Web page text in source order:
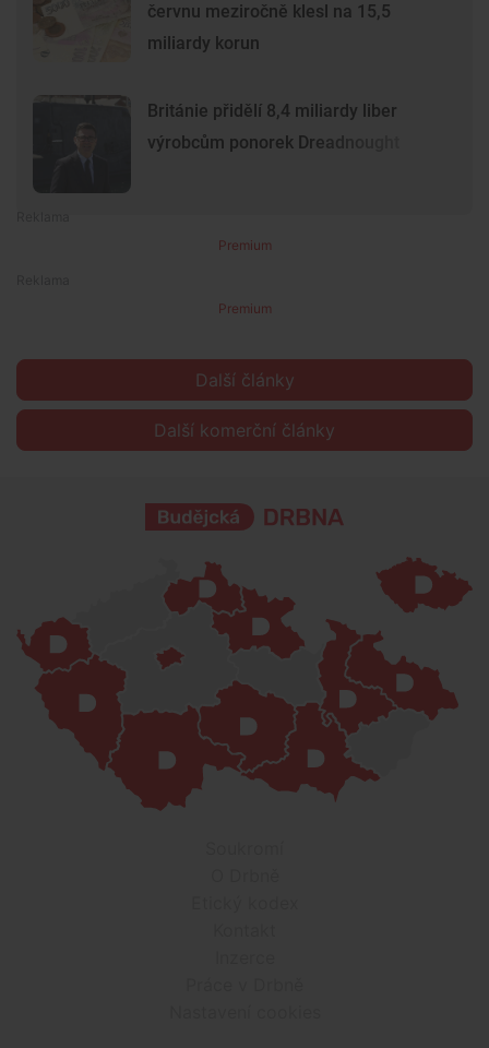
červnu meziročně klesl na 15,5
miliardy korun
Británie přidělí 8,4 miliardy liber
výrobcům ponorek Dreadnought
Premium
Premium
Další články
Další komerční články